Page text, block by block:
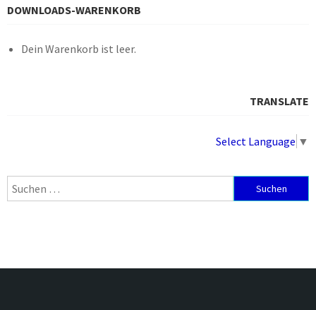
DOWNLOADS-WARENKORB
Dein Warenkorb ist leer.
TRANSLATE
Select Language ▼
Suchen
nach: